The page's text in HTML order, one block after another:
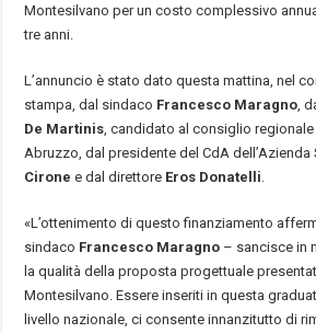
Montesilvano per un costo complessivo
tre anni.
L’annuncio è stato dato questa mattina, nel
stampa, dal sindaco Francesco Maragno ,
De Martinis , candidato al consiglio
Abruzzo, dal presidente del CdA dell’Azienda
Cirone e dal direttore Eros Donatelli
«L’ottenimento di questo finanziamento
sindaco Francesco Maragno – sancisce in
la qualità della proposta progettuale
Montesilvano. Essere inseriti in questa
livello nazionale, ci consente innanzitutto di